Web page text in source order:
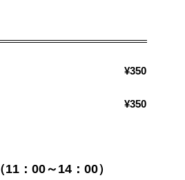
¥350
¥350
：00～14：00）